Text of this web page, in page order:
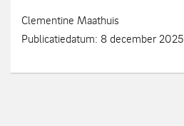
Clementine Maathuis
Publicatiedatum: 8 december 2025